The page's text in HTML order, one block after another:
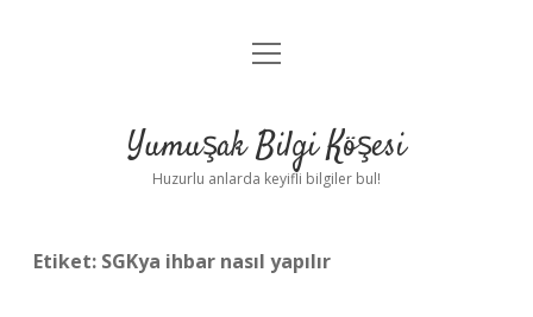
Anasayfa
Yasal Uyarı
menüyü
Yumuşak Bilgi Köşesi
Huzurlu anlarda keyifli bilgiler bul!
Etiket: SGKya ihbar nasıl yapılır